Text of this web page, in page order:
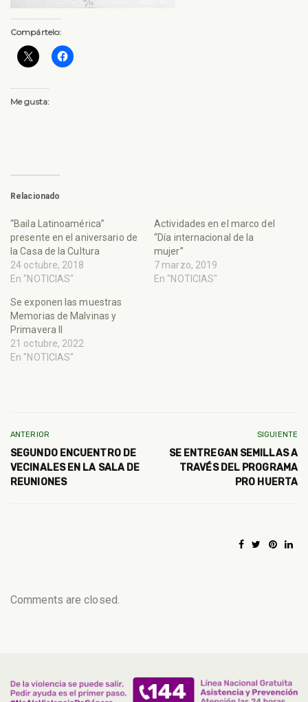
Compártelo:
Me gusta:
Relacionado
“Baila Latinoamérica”
presente en el aniversario de
la Casa de la Cultura
24 octubre, 2018
En "NOTICIAS"
Actividades en el marco del
“Día internacional de la
mujer”
7 marzo, 2019
En "NOTICIAS"
Se exponen las muestras
Memorias de Malvinas y
Primavera II
21 octubre, 2022
En "NOTICIAS"
ANTERIOR
SEGUNDO ENCUENTRO DE
VECINALES EN LA SALA DE
REUNIONES
SIGUIENTE
SE ENTREGAN SEMILLAS A
TRAVÉS DEL PROGRAMA
PRO HUERTA
Comments are closed.